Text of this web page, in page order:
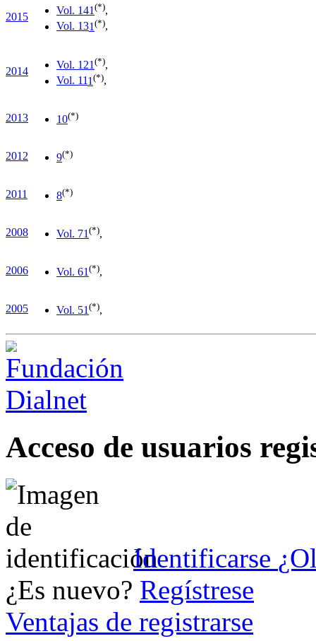
2015
Vol. 141 (*),
Vol. 131 (*),
2014
Vol. 121 (*),
Vol. 111 (*),
2013 10(*)
2012 9(*)
2011 8(*)
2008 Vol. 71 (*),
2006 Vol. 61 (*),
2005 Vol. 51 (*),
Acceso de usuarios
Identificarse
¿Es nuevo? Regístrese
Ventajas de registrarse